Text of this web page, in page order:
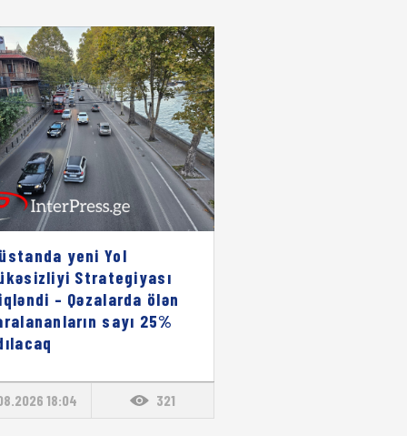
yeni Yol
Strategiyası
– Qəzalarda ölən
sayı 25%
18:04 321